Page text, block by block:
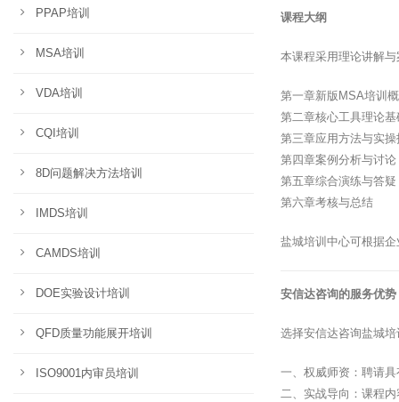
课程大纲
本课程采用理论讲解
第一章新版MSA培训
第二章核心工具理论基
第三章应用方法与实操
第四章案例分析与讨论
第五章综合演练与答疑
第六章考核与总结
盐城培训中心可根据
安信达咨询的服务优势
选择安信达咨询盐城
一、权威师资：聘请
二、实战导向：课程
PPAP培训
MSA培训
VDA培训
CQI培训
8D问题解决方法培训
IMDS培训
CAMDS培训
DOE实验设计培训
QFD质量功能展开培训
ISO9001内审员培训